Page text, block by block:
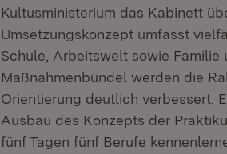
Kultusministerium das Kabinett
Umsetzungskonzept umfasst
Schule, Arbeitswelt sowie
Maßnahmenbündel werden die
Orientierung deutlich verbessert.
Ausbau des Konzepts der
fünf Tagen fünf Berufe